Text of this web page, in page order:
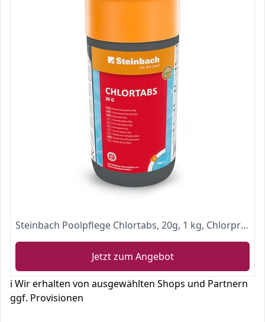
Steinbach Poolpflege Chlortabs, 20g, 1 kg, Chlorprodukt, 0757201TD08
Jetzt zum Angebot
ℹ️ Wir erhalten von ausgewählten Shops und Partnern
ggf. Provisionen